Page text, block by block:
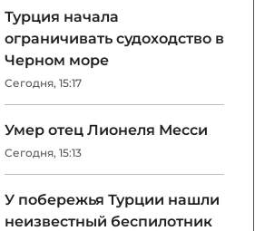
Турция начала
ограничивать судоходство в
Черном море
Сегодня, 15:17
Умер отец Лионеля Месси
Сегодня, 15:13
У побережья Турции нашли
неизвестный беспилотник